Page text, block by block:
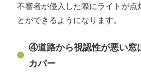
不審者が侵入した際にライトが点
とができるようになります。
④道路から視認性が悪い窓
カバー